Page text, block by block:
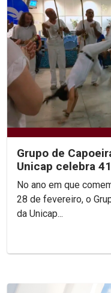
Grupo de
Unicap celebra
abertas para
No ano em que
28 de fevereiro, o
da Unicap...